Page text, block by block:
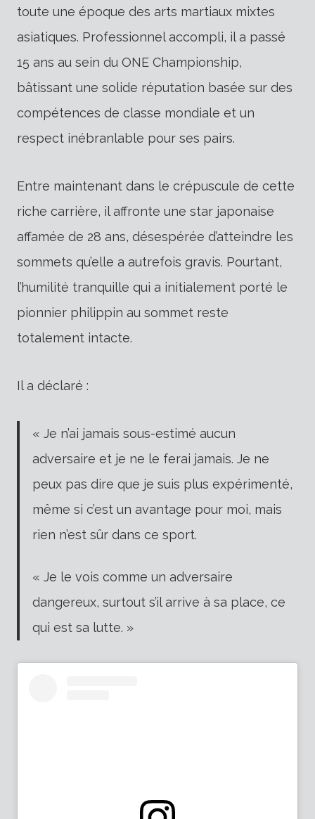
toute une époque des arts martiaux mixtes
asiatiques. Professionnel accompli, il a passé
15 ans au sein du ONE Championship,
bâtissant une solide réputation basée sur des
compétences de classe mondiale et un
respect inébranlable pour ses pairs.
Entre maintenant dans le crépuscule de cette
riche carrière, il affronte une star japonaise
affamée de 28 ans, désespérée d’atteindre les
sommets qu’elle a autrefois gravis. Pourtant,
l’humilité tranquille qui a initialement porté le
pionnier philippin au sommet reste
totalement intacte.
Il a déclaré :
« Je n’ai jamais sous-estimé aucun
adversaire et je ne le ferai jamais. Je ne
peux pas dire que je suis plus expérimenté,
même si c’est un avantage pour moi, mais
rien n’est sûr dans ce sport.
« Je le vois comme un adversaire
dangereux, surtout s’il arrive à sa place, ce
qui est sa lutte. »